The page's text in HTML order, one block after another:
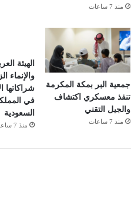
منذ 7 ساعات
جمعية البر بمكة المكرمة
تنفذ معسكري اكتشاف
والجيل التقني
منذ 7 ساعات
الهيئة
والإنماء
شراكاتها
في
السعودية
منذ 7 ساعات